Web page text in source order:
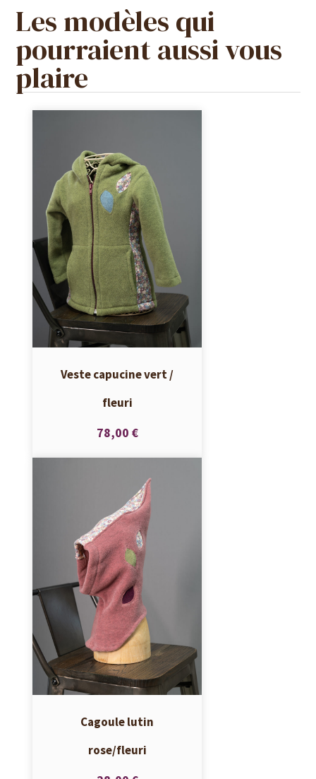
Les modèles qui
pourraient aussi vous
plaire
Veste capucine vert /
fleuri
78,00 €
Cagoule lutin
rose/fleuri